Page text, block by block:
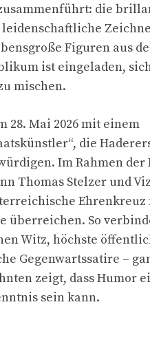
die
Figuren aus
ist eingeladen,
mischen.
28. Mai 2026 mit einem
die
Im Rahmen der
Thomas Stelzer und
überreichen. So
Witz, höchste
Gegenwartssatire –
zeigt, dass Humor
sein kann.